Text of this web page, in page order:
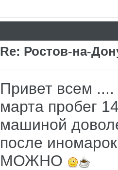
Re: Ростов-на-
Привет всем
марта пробег
машиной
после
МОЖНО